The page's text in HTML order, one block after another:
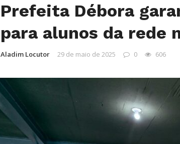
Prefeita Débora
para alunos da rede
Aladim Locutor 29 de maio de 2025 0 606